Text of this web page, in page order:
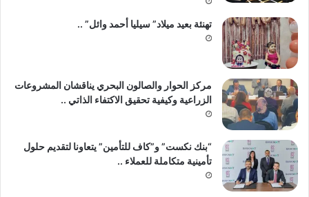
تهنئة بعيد ميلاد” سيليا أحمد وائل” ..
مركز الحوار والصالون البحري يناقشان المشروعات
الزراعية وكيفية تحقيق الاكتفاء الذاتي ..
“بنك نكست” و”كاف للتأمين” يتعاونا لتقديم حلول
تأمينية متكاملة للعملاء ..